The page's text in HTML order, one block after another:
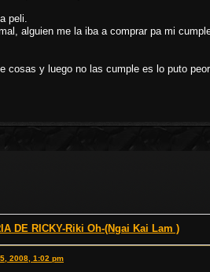
peli.
alguien me la iba a comprar pa mi
cosas y luego no las cumple es lo puto
DE RICKY-Riki Oh-(Ngai Kai Lam )
2008, 1:02 pm